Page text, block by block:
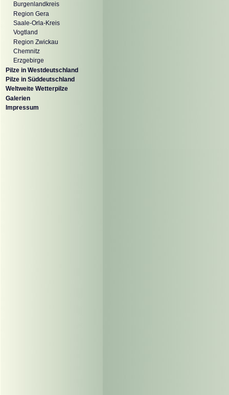
Burgenlandkreis
Region Gera
Saale-Orla-Kreis
Vogtland
Region Zwickau
Chemnitz
Erzgebirge
Pilze in Westdeutschland
Pilze in Süddeutschland
Weltweite Wetterpilze
Galerien
Impressum